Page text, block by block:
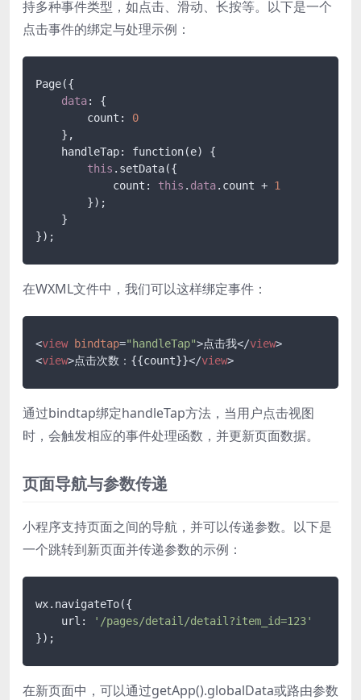
持多种事件类型，如点击、滑动、长按等。以下是一个
点击事件的绑定与处理示例：
Page({
data: {
        count:
0
    },
    handleTap: function(e) {
this .setData({
            count:
this . data.count + 1
        });
    }
在WXML文件中，我们可以这样绑定事件：
<view bindtap="handleTap">点击我</view>
<view>点击次数：{{count}}</view>
通过bindtap绑定handleTap方法，当用户点击视图
时，会触发相应的事件处理函数，并更新页面数据。
页面导航与参数传递
小程序支持页面之间的导航，并可以传递参数。以下是
一个跳转到新页面并传递参数的示例：
wx.navigateTo({
    url:
'/pages/detail/detail?item_id=123'
在新页面中，可以通过getApp().globalData或路由参数